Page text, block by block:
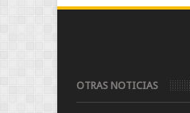
OTRAS NOTICIAS